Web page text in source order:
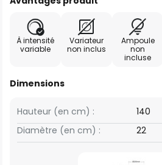
À intensité
variable
Variateur
non inclus
Ampoule
non
incluse
Dimensions
Hauteur (en cm) :
140
Diamètre (en cm) :
22